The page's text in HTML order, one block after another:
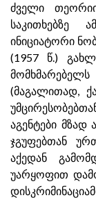
ძველი
საკითხებზე
ინიციატორი
(1957 წ.)
(მაგალითად,
აგენტები მზად
ჯგუფებთან
აქედან
უარყოფით